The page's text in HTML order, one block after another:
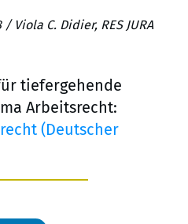
/ Viola C. Didier, RES JURA
tiefergehende
Arbeitsrecht:
(Deutscher